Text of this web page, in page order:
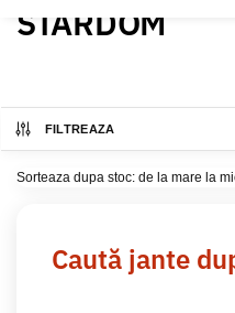
STARDOM
FILTREAZA
Caută jante